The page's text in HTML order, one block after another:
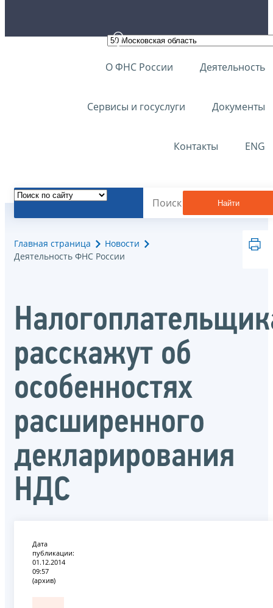
О ФНС России Деятельность
Сервисы и госуслуги Документы
Контакты ENG
Найти
Главная страница
Новости
Деятельность ФНС России
расскажут об
особенностях
расширенного
декларирования
НДС
Дата
публикации:
01.12.2014
09:57
(архив)